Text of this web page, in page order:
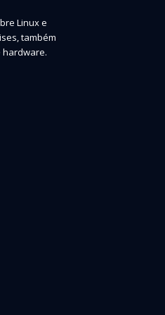
Linux e
também
hardware.